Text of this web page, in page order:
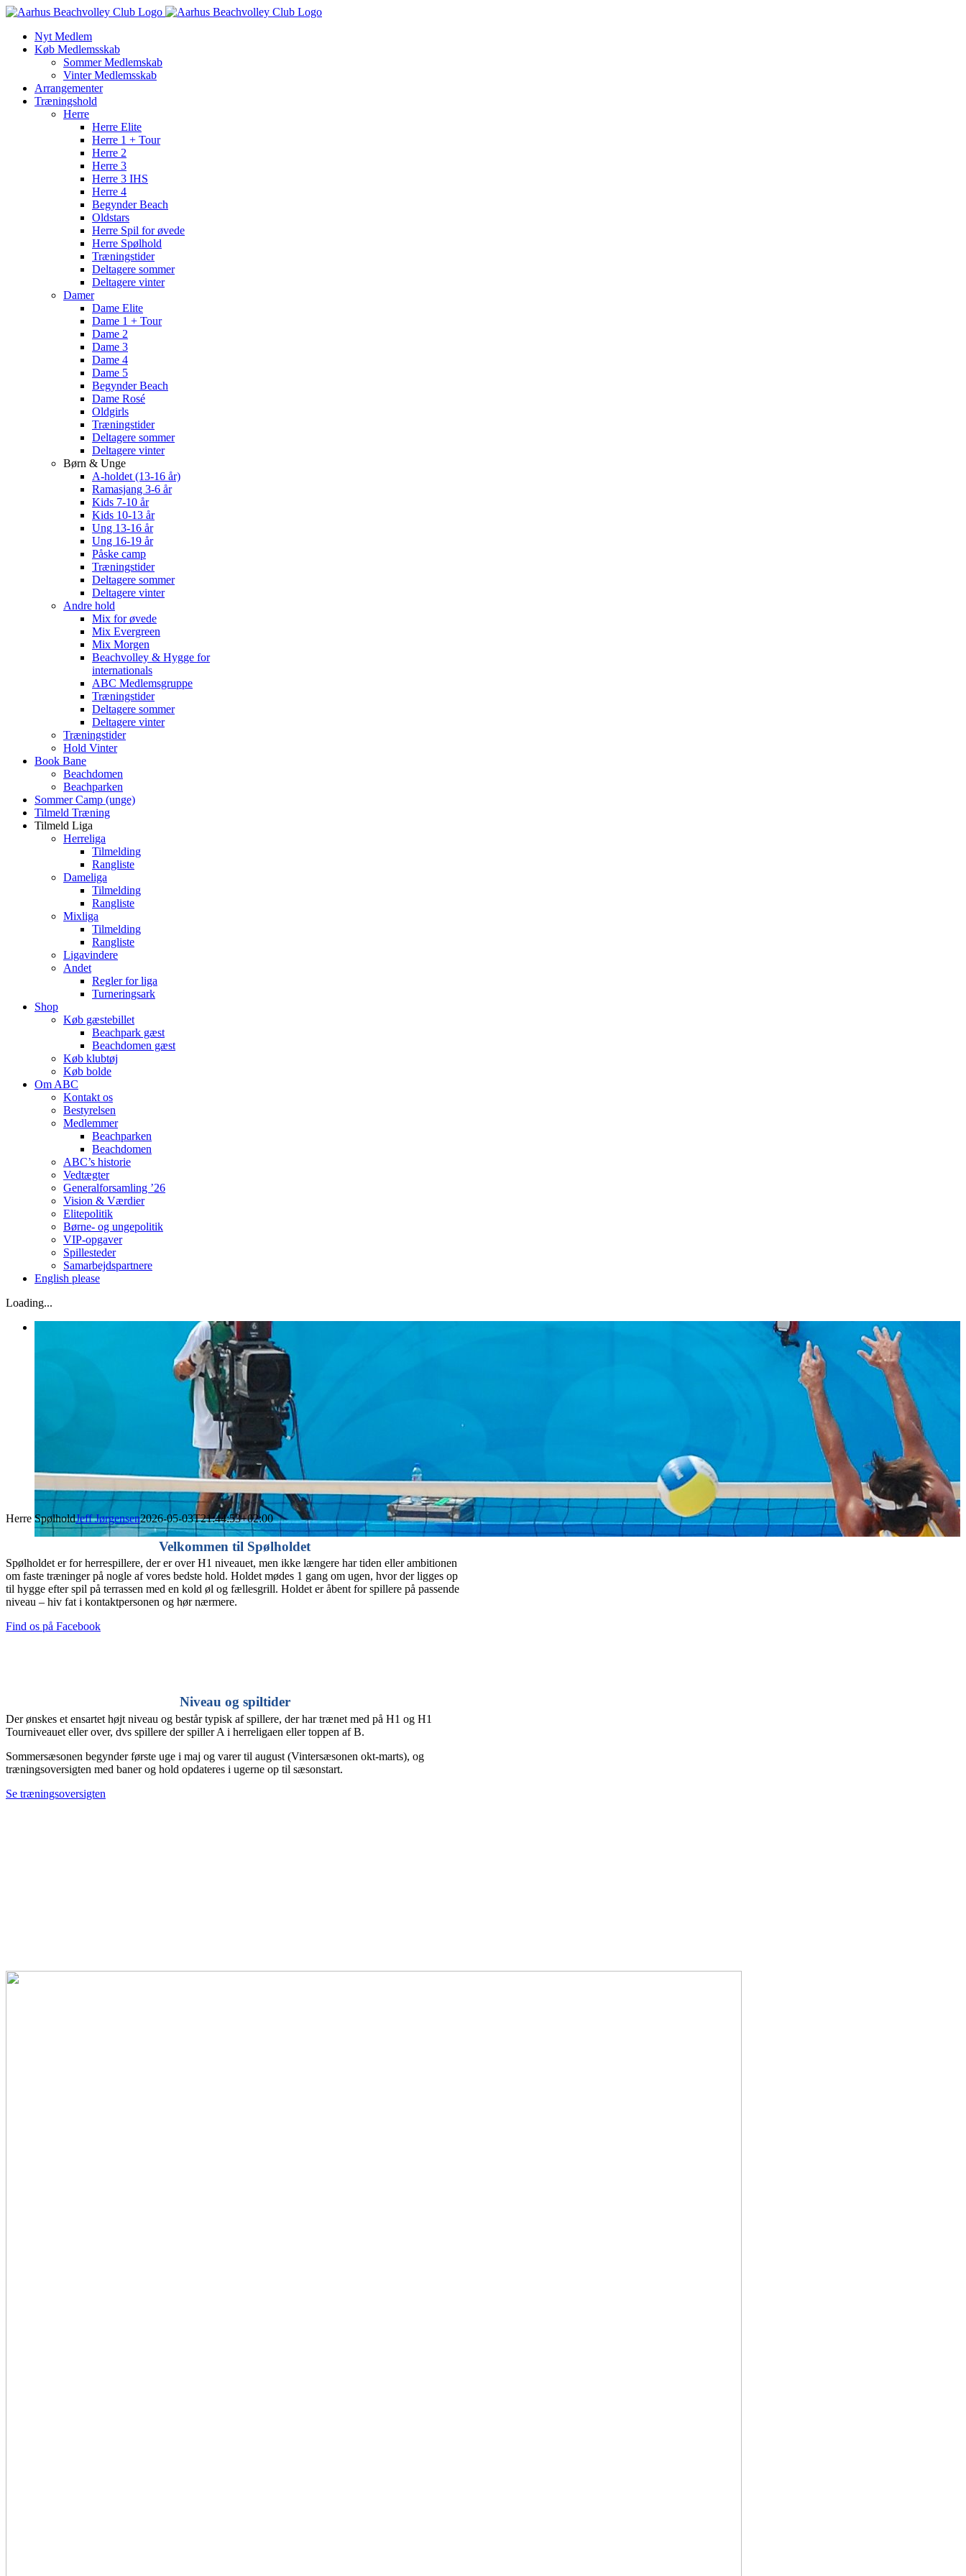
Skip
contentNyt Medlem
Køb Medlemsskab
Sommer Medlemskab
Vinter Medlemsskab
Arrangementer
Træningshold
Herre
Herre Elite
Herre 1 + Tour
Herre 2
Herre 3
Herre 3 IHS
Herre 4
Begynder Beach
Oldstars
Herre Spil for øvede
Herre Spølhold
Træningstider
Deltagere sommer
Deltagere vinter
Damer
Dame Elite
Dame 1 + Tour
Dame 2
Dame 3
Dame 4
Dame 5
Begynder Beach
Dame Rosé
Oldgirls
Træningstider
Deltagere sommer
Deltagere vinter
Børn & Unge
A-holdet (13-16 år)
Ramasjang 3-6 år
Kids 7-10 år
Kids 10-13 år
Ung 13-16 år
Ung 16-19 år
Påske camp
Træningstider
Deltagere sommer
Deltagere vinter
Andre hold
Mix for øvede
Mix Evergreen
Mix Morgen
Beachvolley & Hygge for
internationals
ABC Medlemsgruppe
Træningstider
Deltagere sommer
Deltagere vinter
Træningstider
Hold Vinter
Book Bane
Beachdomen
Beachparken
Sommer Camp (unge)
Tilmeld Træning
Tilmeld Liga
Herreliga
Tilmelding
Rangliste
Dameliga
Tilmelding
Rangliste
Mixliga
Tilmelding
Rangliste
Ligavindere
Andet
Regler for liga
Turneringsark
Shop
Køb gæstebillet
Beachpark gæst
Beachdomen gæst
Køb klubtøj
Køb bolde
Om ABC
Kontakt os
Bestyrelsen
Medlemmer
Beachparken
Beachdomen
ABC’s historie
Vedtægter
Generalforsamling ’26
Vision & Værdier
Elitepolitik
Børne- og ungepolitik
VIP-opgaver
Spillesteder
Samarbejdspartnere
English please
E-
Facebook
Instagram
Spotify
YouTube
Loading...
Herre SpølholdJeff Jørgensen2026-05-03T21:44:53+02:00
Velkommen til Spølholdet
Spølholdet er for herrespillere, der er over H1 niveauet, men ikke længere har tiden eller ambitionen
om faste træninger på nogle af vores bedste hold. Holdet mødes 1 gang om ugen, hvor der ligges op
til hygge efter spil på terrassen med en kold øl og fællesgrill. Holdet er åbent for spillere på passende
niveau – hiv fat i kontaktpersonen og hør nærmere.
Find os på Facebook
Niveau og spiltider
Der ønskes et ensartet højt niveau og består typisk af spillere, der har trænet med på H1 og H1
Tourniveauet eller over, dvs spillere der spiller A i herreligaen eller toppen af B.
Sommersæsonen begynder første uge i maj og varer til august (Vintersæsonen okt-marts), og
træningsoversigten med baner og hold opdateres i ugerne op til sæsonstart.
Se træningsoversigten